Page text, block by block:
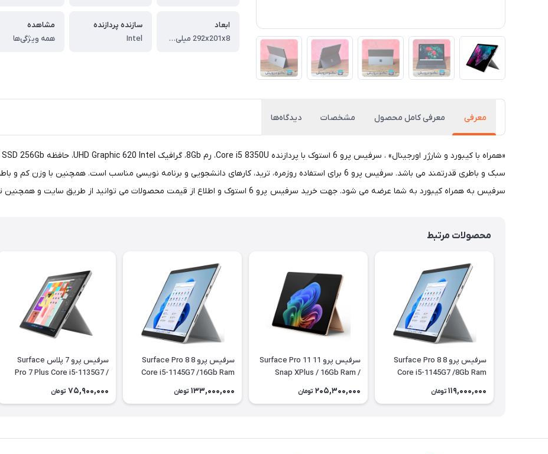
ابعاد
292x201x8 میلی‌متر
سازنده پردازنده
Intel
مشاهده
همه ویژگی‌ها
معرفی معرفی کامل محصول مشخصات دیدگاه‌ها
سبک و باطری قدرتمند می باشد. سرفیس پرو 6 برای استفاده روزمره، ترید، کارهای دانشجویی و برنامه نویسی مناسب است.
سرفیس به همراه کیبورد به شما عرضه می شود. جهت خرید سرفیس پرو 6 استوک و اطلاع از قیمت محصولات می توانید از طریق سایت و همچنین تماس با کارشناسان ما اقدام کنید.
محصولات مرتبط
سرفیس پرو 8 Surface Pro 8
Core i5-1145G7 /8Gb Ram
/256Gb SSD LTE + کیبورد
119,000,000 تومان
سرفیس پرو 11 Surface Pro 11
Snap XPlus / 16Gb Ram /
512Gb SSD + کیبورد
205,300,000 تومان
سرفیس پرو 8 Surface Pro 8
Core i5-1145G7 /16Gb Ram
133,000,000 تومان
سرفیس پرو 7 پلاس Surface
Pro 7 Plus Core i5-1135G7 /
8Gb Ram/ 256Gb SSD + کیبورد
75,900,000 تومان